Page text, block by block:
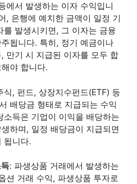
에서 발생하는 이자 수익입니
, 은행에 예치한 금액이 일정 기
를 발생시키면, 그 이자는 금융
됩니다. 특히, 정기 예금이나
만기 시 지급된 이자를 모두 합
야 합니다.
식, 펀드, 상장지수펀드(ETF) 등
배당금 형태로 지급되는 수익
소득은 기업이 이익을 배당하는
하며, 일정 배당금이 지급되면
됩니다.
: 파생상품 거래에서 발생하는
션 거래 수익, 파생상품 투자로